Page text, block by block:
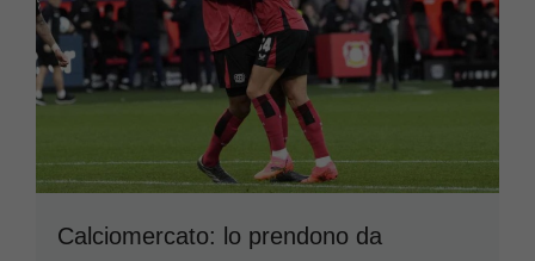
Calciomercato: lo prendono da